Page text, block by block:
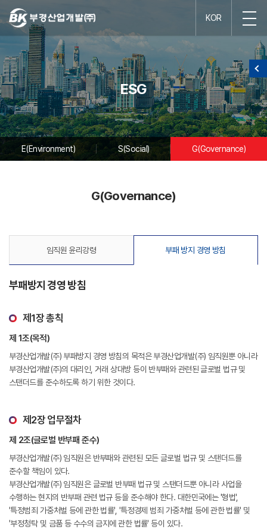
KOR
ESG
E(Environment) S(Social) G(Governance)
G(Governance)
임직원 윤리강령 부패 방지 경영 방침
부패방지 경영 방침
제1장 총칙
제 1조(목적)
부경산업개발(주) 부패방지 경영 방침의 목적은 부경산업개발(주) 임직원뿐 아니라
부경산업개발(주)의 대리인, 거래 상대방 등이 반부패와 관련된 글로벌 법규 및
스탠더드를 준수하도록 하기 위한 것이다.
제2장 업무절차
제 2조(글로벌 반부패 준수)
부경산업개발(주) 임직원은 반부패와 관련된 모든 글로벌 법규 및 스탠더드를
준수할 책임이 있다.
부경산업개발(주) 임직원은 글로벌 반부패 법규 및 스탠더드뿐 아니라 사업을
수행하는 현지의 반부패 관련 법규 등을 준수해야 한다. 대한민국에는 '형법',
'특정범죄 가중처벌 등에 관한 법률', '특정경제 범죄 가중처벌 등에 관한 법률' 및
'부정청탁 및 금품 등 수수의 금지에 관한 법률' 등이 있다.